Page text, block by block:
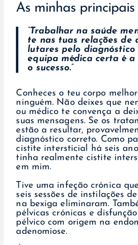
As minhas principais
“Trabalhar na saúde
te nas tuas relações de
lutares pelo diagnóstico
equipa médica certa é
o sucesso.”
Conheces o teu corpo
ninguém. Não deixes que
ou médico te convença a
suas mensagens. Se os
estão a resultar,
diagnóstico correto. Como
cistite intersticial há seis
tinha realmente cistite
em mim.
Tive uma infeção crónica
seis sessões de instilações
na bexiga eliminaram.
pélvicas crónicas e
pélvico com origem na
adenomiose.